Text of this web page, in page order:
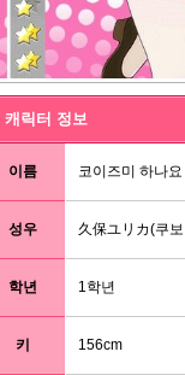
캐릭터 정보
이름 코이즈미 하나
성우 久保ユリカ(쿠
학년 1학년
키 156cm